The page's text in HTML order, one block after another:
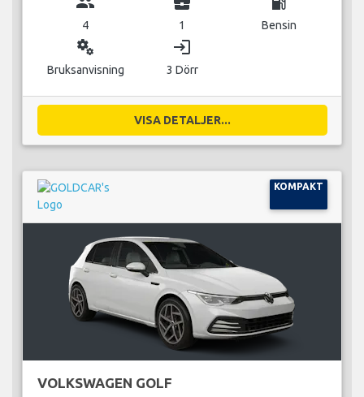
4 1 Bensin
miscellaneous_services
Bruksanvisning
login
3 Dörr
VISA DETALJER...
KOMPAKT
VOLKSWAGEN GOLF